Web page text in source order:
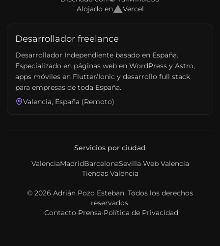
Alojado en
Vercel
Desarrollador freelance
Desarrollador Independiente basado en España.
Especializado en páginas web en WordPress y Astro,
apps móviles en Flutter/Ionic y desarrollo full stack
para empresas de toda España.
Valencia, España (Remoto)
Servicios por ciudad
ValenciaMadridBarcelonaSevilla·Web Valencia
Tiendas Valencia
© 2026 Adrián Pozo Esteban. Todos los derechos
reservados.
·Contacto·Prensa·Política de Privacidad